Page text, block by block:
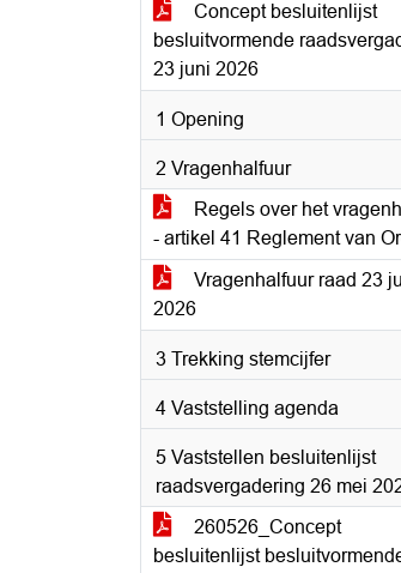
Concept besluitenlijst
besluitvormende
23 juni 2026
1 Opening
2 Vragenhalfuur
Regels over het
- artikel 41 Reglement van
Vragenhalfuur raad 23
2026
3 Trekking stemcijfer
4 Vaststelling agenda
5 Vaststellen besluitenlijst
raadsvergadering 26 mei
260526_Concept
besluitenlijst